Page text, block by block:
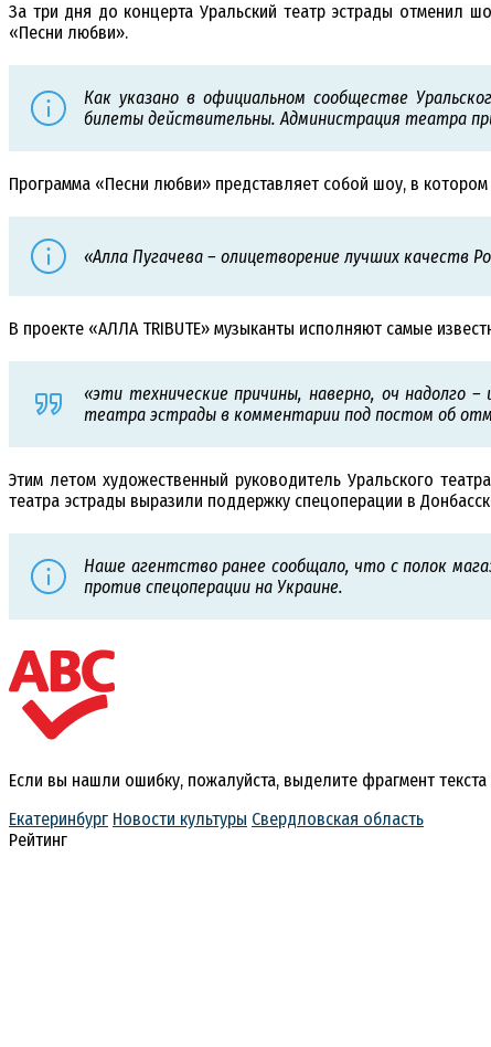
За три дня до концерта Уральский театр эстрады отменил
«Песни любви».
Как указано в официальном сообществе
билеты действительны. Администрация театра
Программа «Песни любви» представляет собой шоу, в
«Алла Пугачева – олицетворение лучших качеств
В проекте «АЛЛА TRIBUTE» музыканты исполняют самые
«эти технические причины, наверно, оч надолго
театра эстрады в комментарии под постом об
Этим летом художественный руководитель Уральского
театра эстрады выразили поддержку спецоперации в
Наше агентство ранее сообщало, что с полок
против спецоперации на Украине.
Если вы нашли ошибку, пожалуйста, выделите фрагмент
Екатеринбург Новости культуры Свердловская область
Рейтинг